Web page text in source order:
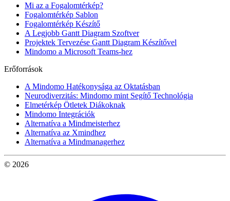
Mi az a Fogalomtérkép?
Fogalomtérkép Sablon
Fogalomtérkép Készítő
A Legjobb Gantt Diagram Szoftver
Projektek Tervezése Gantt Diagram Készítővel
Mindomo a Microsoft Teams-hez
Erőforrások
A Mindomo Hatékonysága az Oktatásban
Neurodiverzitás: Mindomo mint Segítő Technológia
Elmetérkép Ötletek Diákoknak
Mindomo Integrációk
Alternatíva a Mindmeisterhez
Alternatíva az Xmindhez
Alternatíva a Mindmanagerhez
© 2026